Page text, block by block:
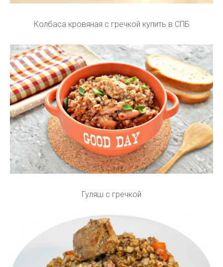
Колбаса кровяная с гречкой купить в СПБ
Гуляш с гречкой